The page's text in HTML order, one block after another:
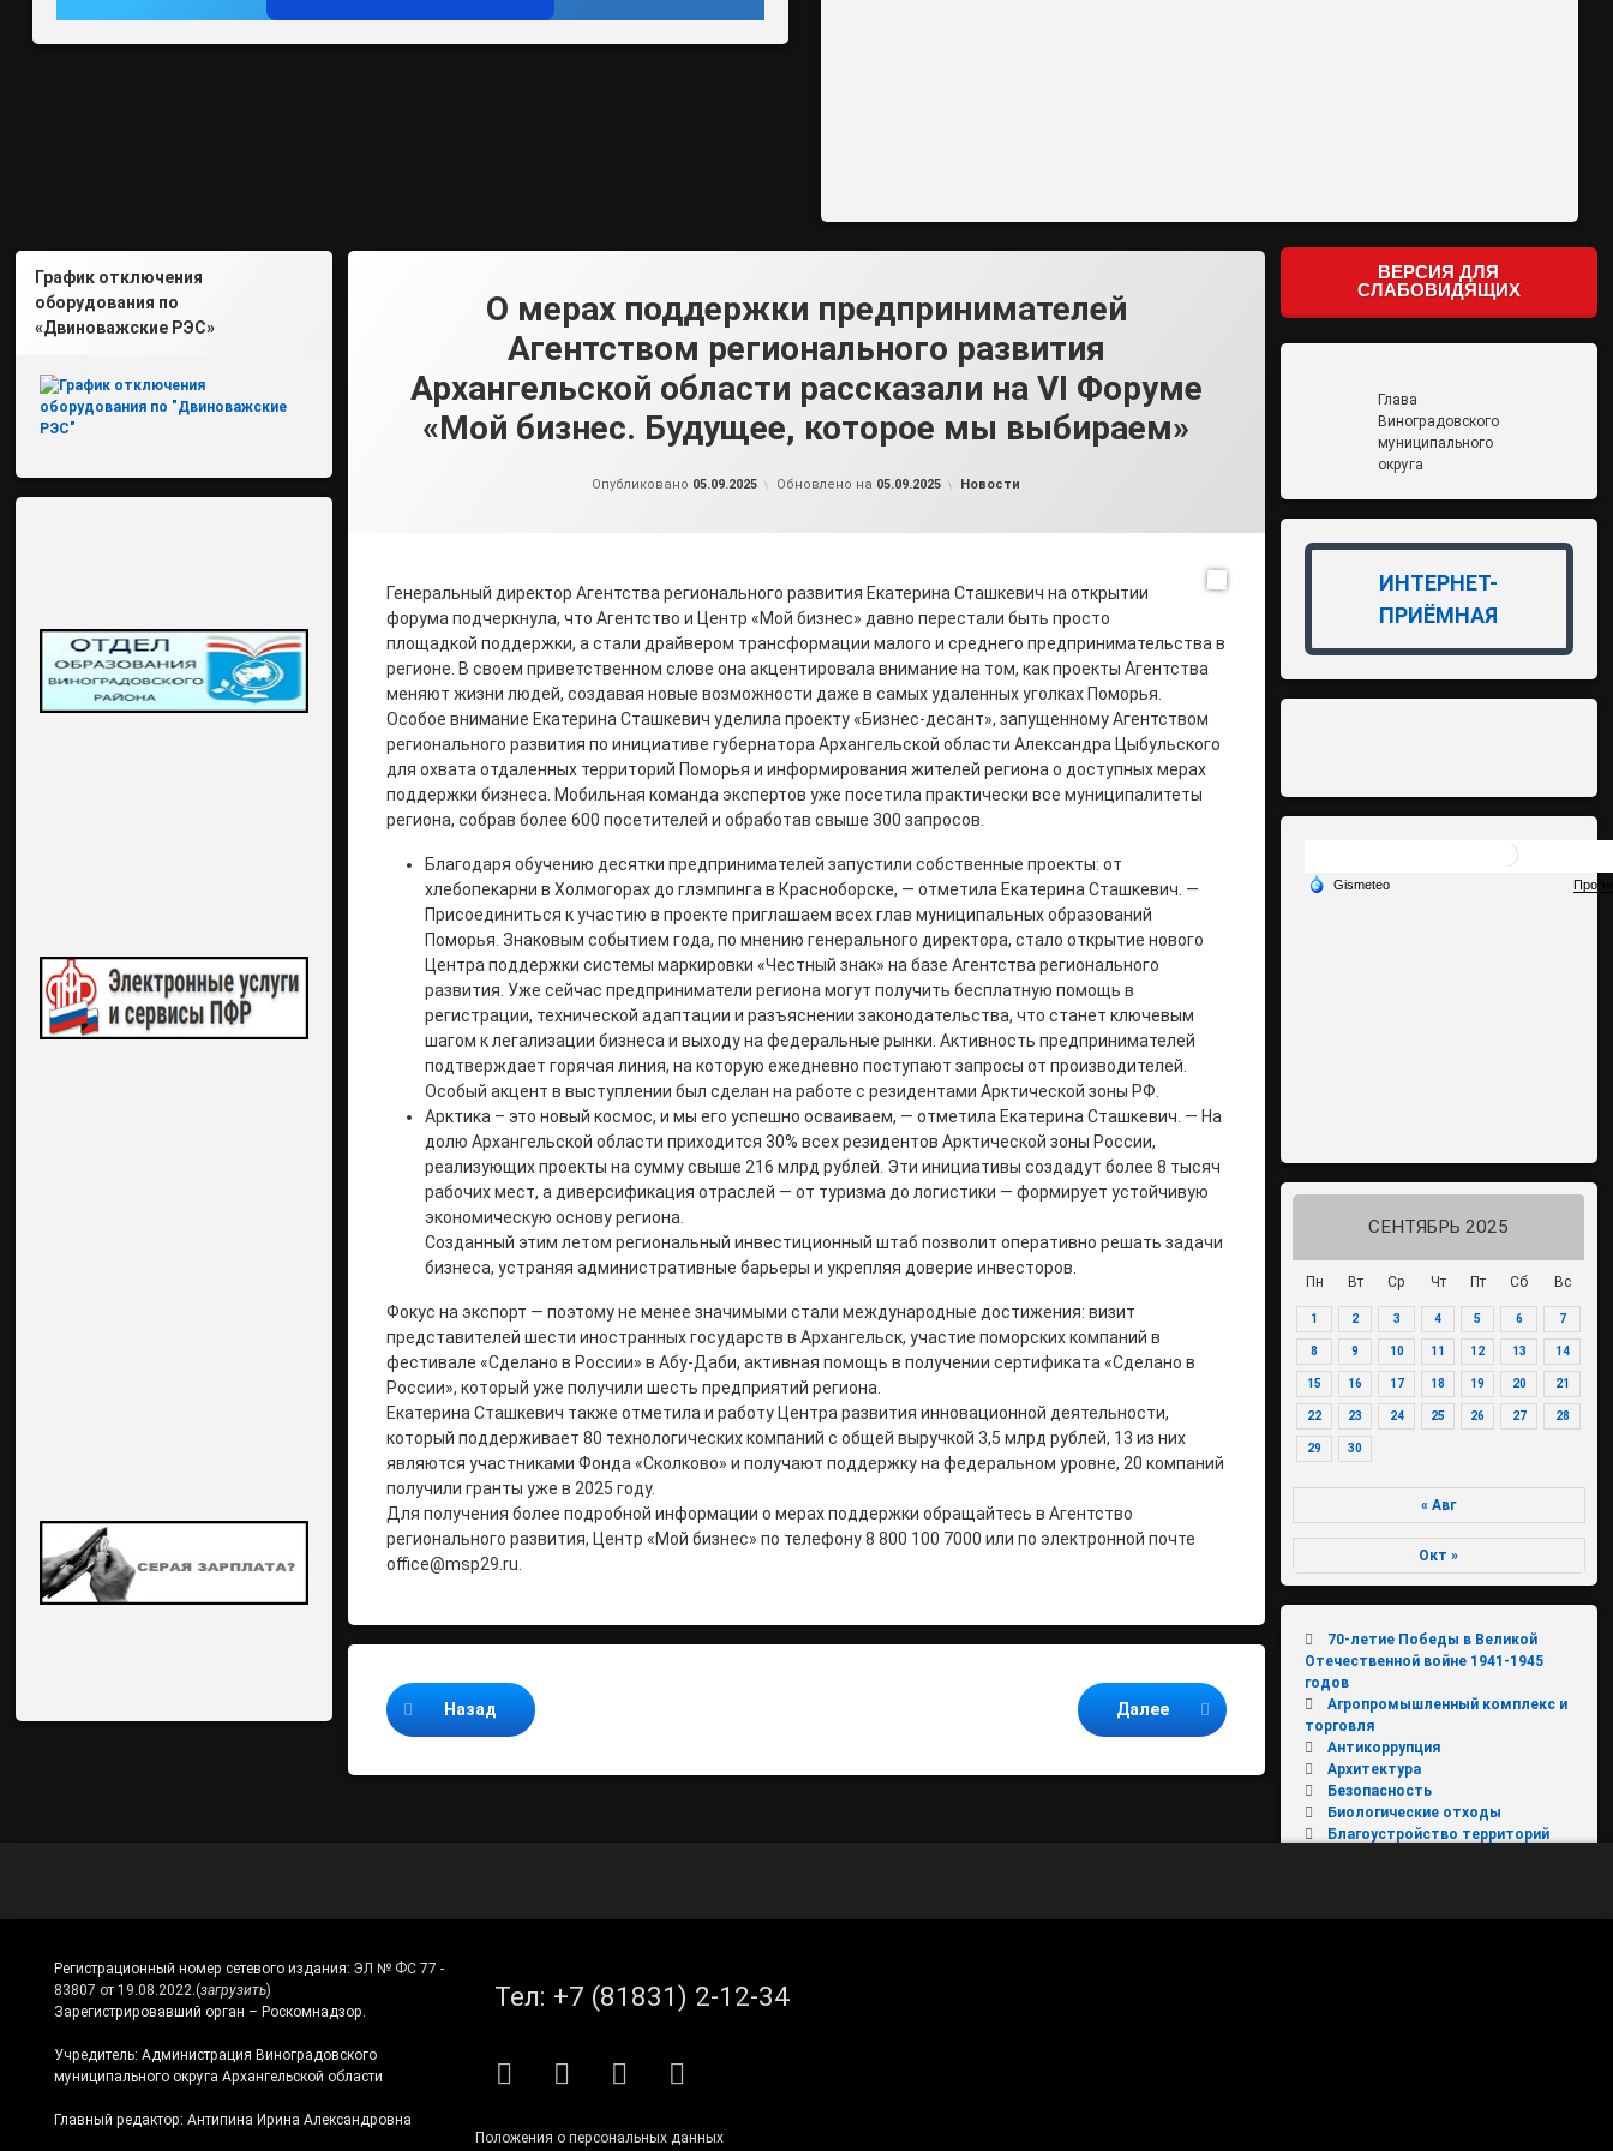
О мерах поддержки предпринимателей
Агентством регионального развития
Архангельской области рассказали на VI Форуме
«Мой бизнес. Будущее, которое мы выбираем»
Опубликовано 05.09.2025 Обновлено на 05.09.2025 Рубрики:
Новости
Генеральный директор Агентства регионального развития Екатерина Сташкевич на открытии
форума подчеркнула, что Агентство и Центр «Мой бизнес» давно перестали быть просто
площадкой поддержки, а стали драйвером трансформации малого и среднего предпринимательства в
регионе. В своем приветственном слове она акцентировала внимание на том, как проекты Агентства
меняют жизни людей, создавая новые возможности даже в самых удаленных уголках Поморья.
Особое внимание Екатерина Сташкевич уделила проекту «Бизнес-десант», запущенному Агентством
регионального развития по инициативе губернатора Архангельской области Александра Цыбульского
для охвата отдаленных территорий Поморья и информирования жителей региона о доступных мерах
поддержки бизнеса. Мобильная команда экспертов уже посетила практически все муниципалитеты
региона, собрав более 600 посетителей и обработав свыше 300 запросов.
Благодаря обучению десятки предпринимателей запустили собственные проекты: от
хлебопекарни в Холмогорах до глэмпинга в Красноборске, — отметила Екатерина Сташкевич. —
Присоединиться к участию в проекте приглашаем всех глав муниципальных образований
Поморья. Знаковым событием года, по мнению генерального директора, стало открытие нового
Центра поддержки системы маркировки «Честный знак» на базе Агентства регионального
развития. Уже сейчас предприниматели региона могут получить бесплатную помощь в
регистрации, технической адаптации и разъяснении законодательства, что станет ключевым
шагом к легализации бизнеса и выходу на федеральные рынки. Активность предпринимателей
подтверждает горячая линия, на которую ежедневно поступают запросы от производителей.
Особый акцент в выступлении был сделан на работе с резидентами Арктической зоны РФ.
Арктика – это новый космос, и мы его успешно осваиваем, — отметила Екатерина Сташкевич. — На
долю Архангельской области приходится 30% всех резидентов Арктической зоны России,
реализующих проекты на сумму свыше 216 млрд рублей. Эти инициативы создадут более 8 тысяч
рабочих мест, а диверсификация отраслей — от туризма до логистики — формирует устойчивую
экономическую основу региона.
Созданный этим летом региональный инвестиционный штаб позволит оперативно решать задачи
бизнеса, устраняя административные барьеры и укрепляя доверие инвесторов.
Фокус на экспорт — поэтому не менее значимыми стали международные достижения: визит
представителей шести иностранных государств в Архангельск, участие поморских компаний в
фестивале «Сделано в России» в Абу-Даби, активная помощь в получении сертификата «Сделано в
России», который уже получили шесть предприятий региона.
Екатерина Сташкевич также отметила и работу Центра развития инновационной деятельности,
который поддерживает 80 технологических компаний с общей выручкой 3,5 млрд рублей, 13 из них
являются участниками Фонда «Сколково» и получают поддержку на федеральном уровне, 20 компаний
получили гранты уже в 2025 году.
Для получения более подробной информации о мерах поддержки обращайтесь в Агентство
регионального развития, Центр «Мой бизнес» по телефону 8 800 100 7000 или по электронной почте
office@msp29.ru.
Продолжайте читать
Назад Далее
График отключения
оборудования по
«Двиноважские РЭС»
ВЕРСИЯ ДЛЯ
СЛАБОВИДЯЩИХ
Глава
Виноградовского
муниципального
округа
ИНТЕРНЕТ-
ПРИЁМНАЯ
СЕНТЯБРЬ 2025
Пн Вт Ср Чт Пт Сб Вс
1 2 3 4 5 6 7
8 9 10 11 12 13 14
15 16 17 18 19 20 21
22 23 24 25 26 27 28
29 30
« Авг
Окт »
70-летие Победы в Великой
Отечественной войне 1941-1945
годов
Агропромышленный комплекс и
торговля
Антикоррупция
Архитектура
Безопасность
Биологические отходы
Благоустройство территорий
Вода России
Регистрационный номер сетевого издания: ЭЛ № ФС 77 -
83807 от 19.08.2022.(загрузить)
Зарегистрировавший орган – Роскомнадзор.
Учредитель: Администрация Виноградовского
муниципального округа Архангельской области
Главный редактор: Антипина Ирина Александровна
Тел: +7 (81831) 2-12-34
RSS E-mailВКонтакте
Telegram
Положения о персональных данных